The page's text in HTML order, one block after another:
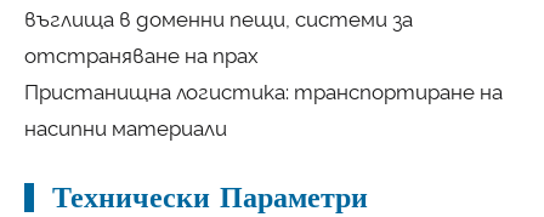
въглища в доменни пещи, системи за
отстраняване на прах
Пристанищна логистика: транспортиране на
насипни материали
Технически Параметри